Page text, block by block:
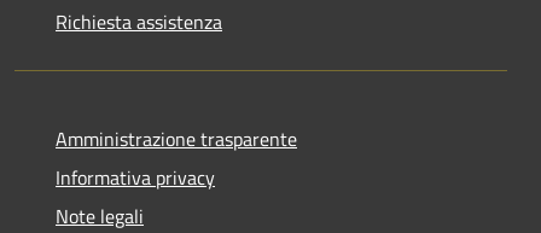
Richiesta assistenza
Amministrazione trasparente
Informativa privacy
Note legali